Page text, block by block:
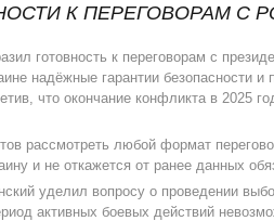
К ПЕРЕГОВОРАМ С
готовность к переговорам с
надёжные гарантии безопасности
что окончание конфликта в 2025
рассмотреть любой формат
и не откажется от ранее данных
уделил вопросу о проведении
активных боевых действий